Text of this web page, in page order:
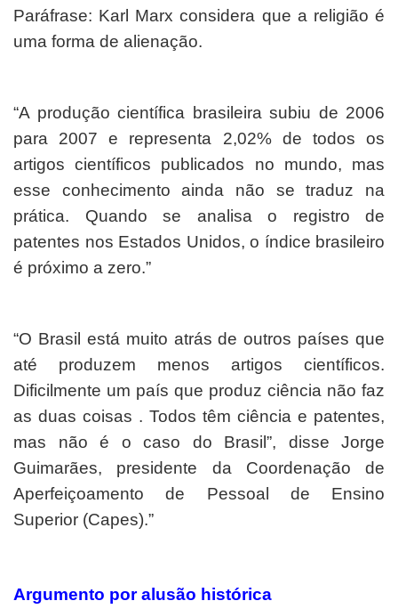
Paráfrase: Karl Marx considera que a religião é
uma forma de alienação.
“A produção científica brasileira subiu de 2006
para 2007 e representa 2,02% de todos os
artigos científicos publicados no mundo, mas
esse conhecimento ainda não se traduz na
prática. Quando se analisa o registro de
patentes nos Estados Unidos, o índice brasileiro
é próximo a zero.”
“O Brasil está muito atrás de outros países que
até produzem menos artigos científicos.
Dificilmente um país que produz ciência não faz
as duas coisas . Todos têm ciência e patentes,
mas não é o caso do Brasil”, disse Jorge
Guimarães, presidente da Coordenação de
Aperfeiçoamento de Pessoal de Ensino
Superior (Capes).”
Argumento por alusão histórica